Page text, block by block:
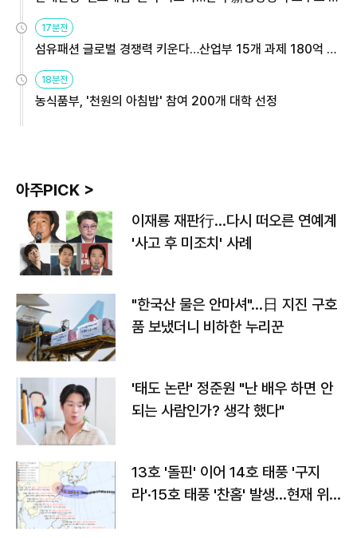
용해야
17분전
섬유패션 글로벌 경쟁력 키운다…산업부 15개 과제 180억 지
원
18분전
농식품부, '천원의 아침밥' 참여 200개 대학 선정
아주PICK >
이재룡 재판行…다시 떠오른 연예계
'사고 후 미조치' 사례
"한국산 물은 안마셔"…日 지진 구호
품 보냈더니 비하한 누리꾼
'태도 논란' 정준원 "난 배우 하면 안
되는 사람인가? 생각 했다"
13호 '돌핀' 이어 14호 태풍 '구지
라'·15호 태풍 '찬홈' 발생…현재 위